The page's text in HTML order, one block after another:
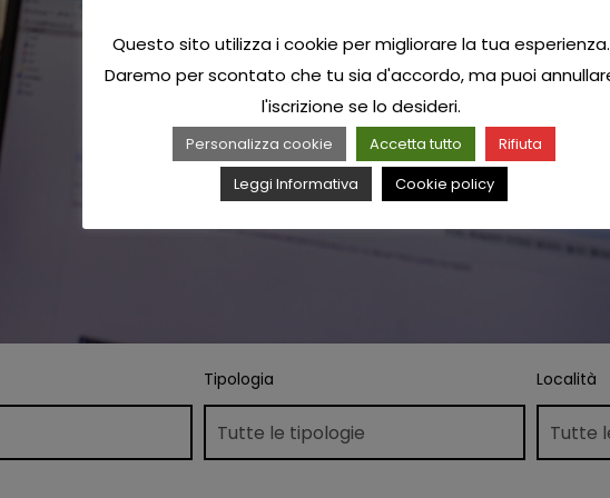
Tipologia Località
Questo sito utilizza i cookie per migliorare la tua esperienza.
Daremo per scontato che tu sia d'accordo, ma puoi
l'iscrizione se lo desideri.
Personalizza cookie Accetta tutto
Rifiuta
Leggi Informativa
Cookie policy